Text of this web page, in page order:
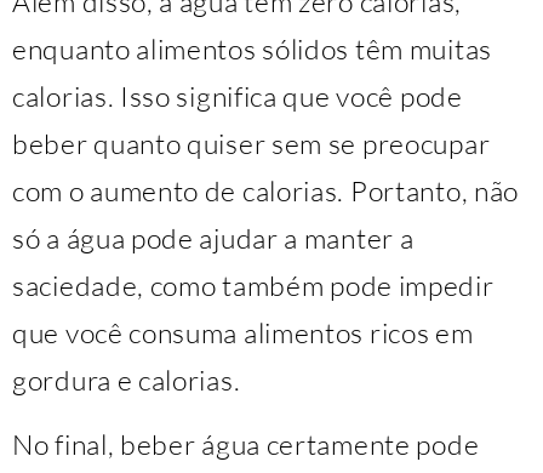
enquanto alimentos sólidos têm muitas
calorias. Isso significa que você pode
beber quanto quiser sem se preocupar
com o aumento de calorias. Portanto, não
só a água pode ajudar a manter a
saciedade, como também pode impedir
que você consuma alimentos ricos em
gordura e calorias.
No final, beber água certamente pode